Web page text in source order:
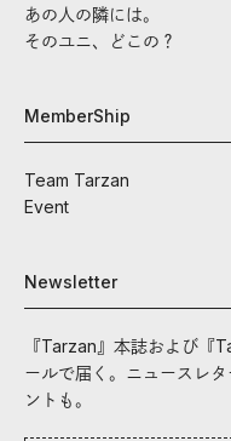
あの人の隣には。
そのユニ、どこの？
MemberShip
Team Tarzan
Event
Newsletter
『Tarzan』本誌および『
ールで届く。ニュースレ
ントも。